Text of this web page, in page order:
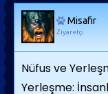
Misafir
Ziyaretçi
Nüfus ve
Yerleşme: